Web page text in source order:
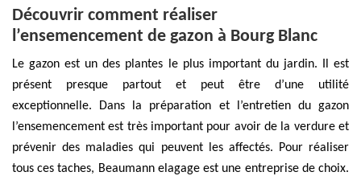
Découvrir comment réaliser
l’ensemencement de gazon à Bourg Blanc
Le gazon est un des plantes le plus important du jardin. Il est
présent presque partout et peut être d’une utilité
exceptionnelle. Dans la préparation et l’entretien du gazon
l’ensemencement est très important pour avoir de la verdure et
prévenir des maladies qui peuvent les affectés. Pour réaliser
tous ces taches, Beaumann elagage est une entreprise de choix.